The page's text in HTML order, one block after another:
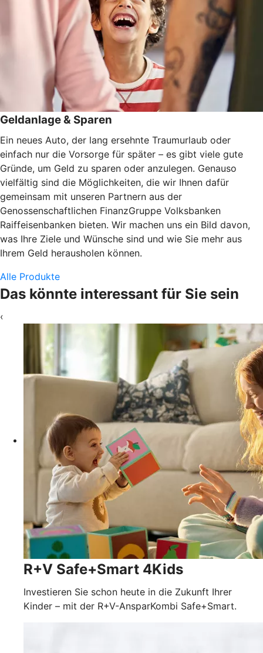
Geldanlage & Sparen
Ein neues Auto, der lang ersehnte Traumurlaub oder
einfach nur die Vorsorge für später – es gibt viele gute
Gründe, um Geld zu sparen oder anzulegen. Genauso
vielfältig sind die Möglichkeiten, die wir Ihnen dafür
gemeinsam mit unseren Partnern aus der
Genossenschaftlichen FinanzGruppe Volksbanken
Raiffeisenbanken bieten. Wir machen uns ein Bild davon,
was Ihre Ziele und Wünsche sind und wie Sie mehr aus
Ihrem Geld herausholen können.
Alle Produkte
Das könnte interessant für Sie sein
‹
R+V Safe+Smart 4Kids
Investieren Sie schon heute in die Zukunft Ihrer
Kinder – mit der R+V-AnsparKombi Safe+Smart.